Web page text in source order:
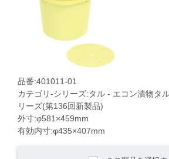
品番:401011-01
カテゴリ-シリーズ:タル - エコン漬物タ
リーズ(第136回新製品)
外寸:φ581×459mm
有効内寸:φ435×407mm